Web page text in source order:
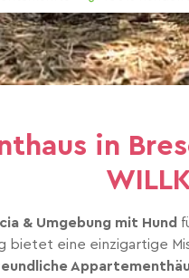
in
& Umgebung mit Hund
bietet eine einzigartige